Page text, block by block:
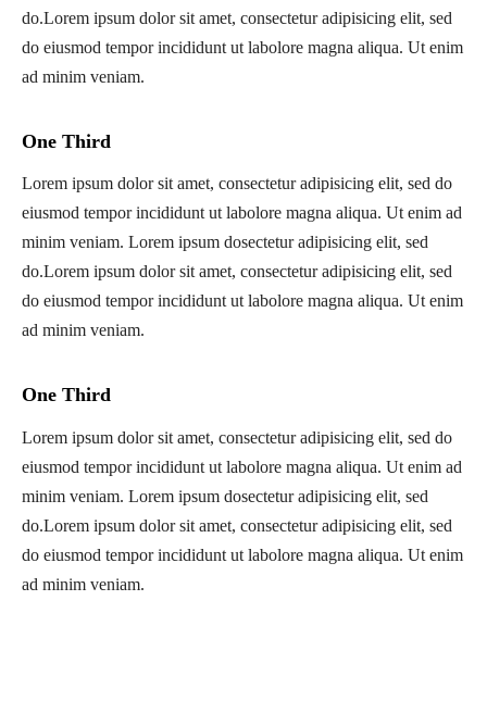
do.Lorem ipsum dolor sit amet, consectetur adipisicing elit, sed
do eiusmod tempor incididunt ut labolore magna aliqua. Ut enim
ad minim veniam.
One Third
Lorem ipsum dolor sit amet, consectetur adipisicing elit, sed do
eiusmod tempor incididunt ut labolore magna aliqua. Ut enim ad
minim veniam. Lorem ipsum dosectetur adipisicing elit, sed
do.Lorem ipsum dolor sit amet, consectetur adipisicing elit, sed
do eiusmod tempor incididunt ut labolore magna aliqua. Ut enim
ad minim veniam.
One Third
Lorem ipsum dolor sit amet, consectetur adipisicing elit, sed do
eiusmod tempor incididunt ut labolore magna aliqua. Ut enim ad
minim veniam. Lorem ipsum dosectetur adipisicing elit, sed
do.Lorem ipsum dolor sit amet, consectetur adipisicing elit, sed
do eiusmod tempor incididunt ut labolore magna aliqua. Ut enim
ad minim veniam.